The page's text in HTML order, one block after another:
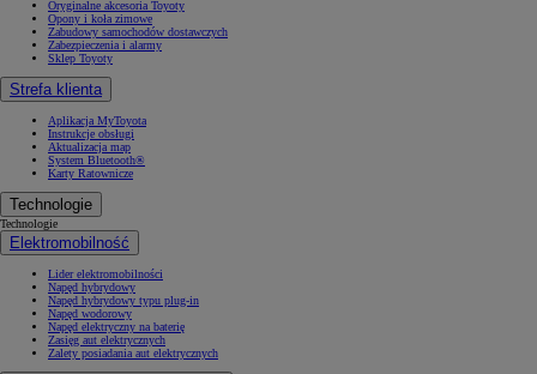
Oryginalne akcesoria Toyoty
Opony i koła zimowe
Zabudowy samochodów dostawczych
Zabezpieczenia i alarmy
Sklep Toyoty
Strefa klienta
Aplikacja MyToyota
Instrukcje obsługi
Aktualizacja map
System Bluetooth®
Karty Ratownicze
Technologie
Technologie
Elektromobilność
Lider elektromobilności
Napęd hybrydowy
Napęd hybrydowy typu plug-in
Napęd wodorowy
Napęd elektryczny na baterię
Zasięg aut elektrycznych
Zalety posiadania aut elektrycznych